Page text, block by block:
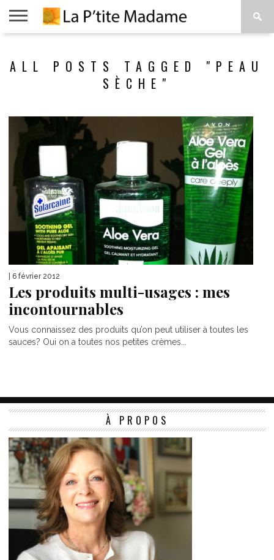
DE
VIVRE
PROPOS
ALL POSTS TAGGED "PEAU
SÈCHE"
| 6 février 2012
Les produits multi-usages : mes
incontournables
Vous connaissez des produits qu’on peut utiliser à toutes les
sauces? Oui on a toutes nos petites crèmes...
À PROPOS